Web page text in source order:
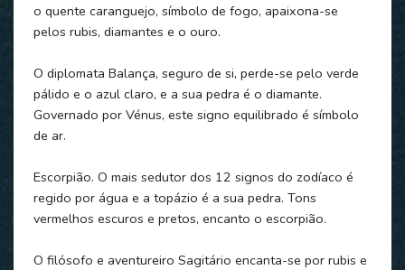
o quente caranguejo, símbolo de fogo, apaixona-se
pelos rubis, diamantes e o ouro.
O diplomata Balança, seguro de si, perde-se pelo verde
pálido e o azul claro, e a sua pedra é o diamante.
Governado por Vénus, este signo equilibrado é símbolo
de ar.
Escorpião. O mais sedutor dos 12 signos do zodíaco é
regido por água e a topázio é a sua pedra. Tons
vermelhos escuros e pretos, encanto o escorpião.
O filósofo e aventureiro Sagitário encanta-se por rubis e